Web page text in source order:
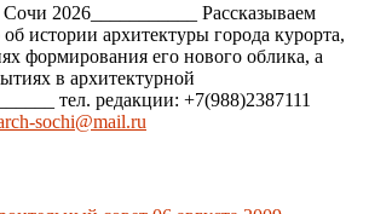
2026___________ Рассказываем
истории архитектуры города курорта,
формирования его нового облика, а
в архитектурной
тел. редакции: +7(988)2387111
sochi@mail.ru